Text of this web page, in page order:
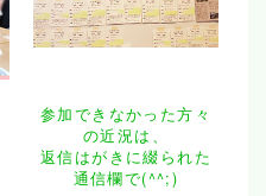
参加できなかった方々
の近況は、
返信はがきに綴られた
通信欄で(^^;)